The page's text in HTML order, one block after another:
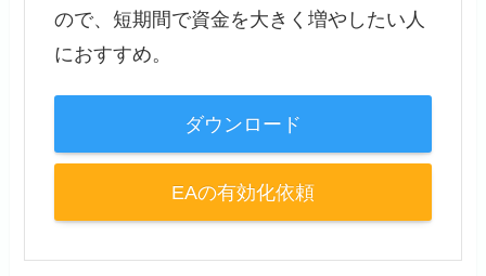
ので、短期間で資金を大きく増やしたい人
におすすめ。
ダウンロード
EAの有効化依頼